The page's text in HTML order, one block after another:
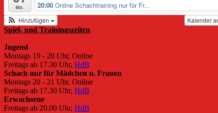
Mo.
20:00 Online Schachtraining nur für Fr...
Kalender
Hinzufügen
Spiel- und Trainingszeiten
Jugend
Montags 19 - 20 Uhr, Online
Freitags ab 17.30 Uhr, HdB
Schach nur für Mädchen u. Frauen
Montags 20 - 21 Uhr, Online
Freitags ab 17.30 Uhr, HdB
Erwachsene
Freitags ab 20.00 Uhr, HdB